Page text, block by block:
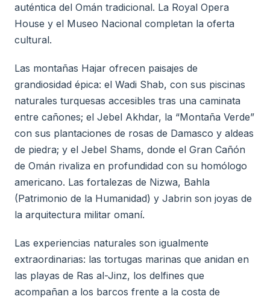
auténtica del Omán tradicional. La Royal Opera
House y el Museo Nacional completan la oferta
cultural.
Las montañas Hajar ofrecen paisajes de
grandiosidad épica: el Wadi Shab, con sus piscinas
naturales turquesas accesibles tras una caminata
entre cañones; el Jebel Akhdar, la “Montaña Verde”
con sus plantaciones de rosas de Damasco y aldeas
de piedra; y el Jebel Shams, donde el Gran Cañón
de Omán rivaliza en profundidad con su homólogo
americano. Las fortalezas de Nizwa, Bahla
(Patrimonio de la Humanidad) y Jabrin son joyas de
la arquitectura militar omaní.
Las experiencias naturales son igualmente
extraordinarias: las tortugas marinas que anidan en
las playas de Ras al-Jinz, los delfines que
acompañan a los barcos frente a la costa de